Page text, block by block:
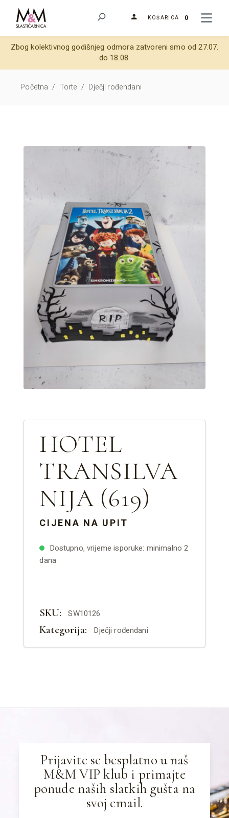
KOŠARICA 0
Zbog kolektivnog godišnjeg odmora zatvoreni smo od 27.07.
do 18.08.
Početna / Torte / Dječji rođendani
HOTEL
TRANSILVA
NIJA (619)
CIJENA NA UPIT
Dostupno, vrijeme isporuke: minimalno 2
dana
SKU: SW10126
Kategorija: Dječji rođendani
Prijavite se besplatno u naš
M&M VIP klub i primajte
ponude naših slatkih gušta na
svoj email.